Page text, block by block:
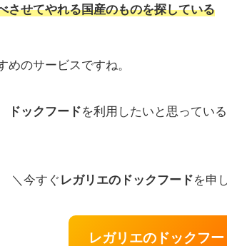
させてやれる国産のものを探している
めのサービスですね。
ドックフードを利用したいと思ってい
＼今すぐ レガリエのドックフードを申
レガリエのドックフー